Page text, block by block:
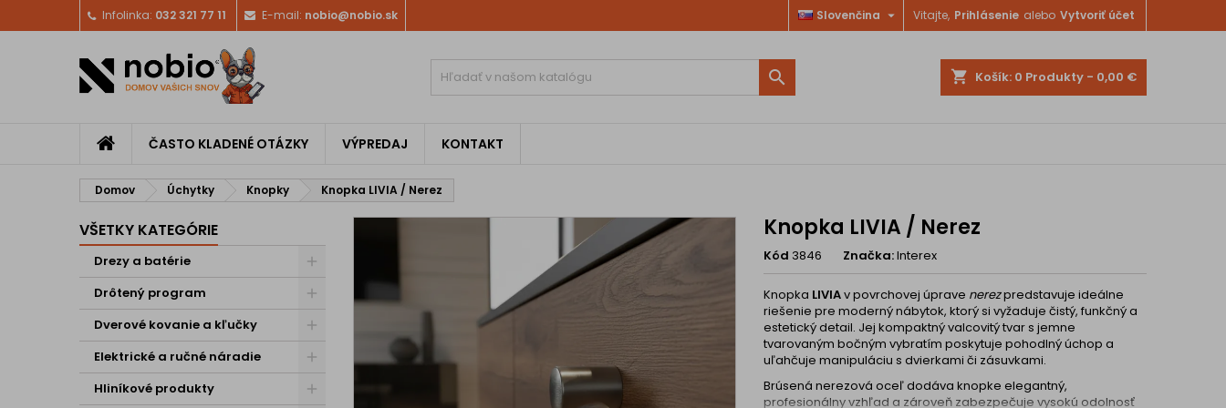
Infolinka: 032 321 77 11 E-mail: nobio@nobio.sk Vitajte, Prihlásenie alebo Vytvoriť účet
Slovenčina 
shopping_cart Košík: 0 Produkty - 0,00 €

ČASTO KLADENÉ OTÁZKY VÝPREDAJ KONTAKT
Domov Úchytky Knopky Knopka LIVIA / Nerez
VŠETKY KATEGÓRIE
Drezy a batérie
Drôtený program
Dverové kovanie a kľučky
Elektrické a ručné náradie
Hliníkové produkty
Knopka LIVIA / Nerez
Kód 3846 Značka:Interex
Knopka LIVIAv povrchovej úprave nerezpredstavuje ideálne
riešenie pre moderný nábytok, ktorý si vyžaduje čistý, funkčný a
estetický detail. Jej kompaktný valcovitý tvar s jemne
tvarovaným bočným vybratím poskytuje pohodlný úchop a
uľahčuje manipuláciu s dvierkami či zásuvkami.
Brúsená nerezová oceľ dodáva knopke elegantný,
profesionálny vzhľad a zároveň zabezpečuje vysokú odolnosť